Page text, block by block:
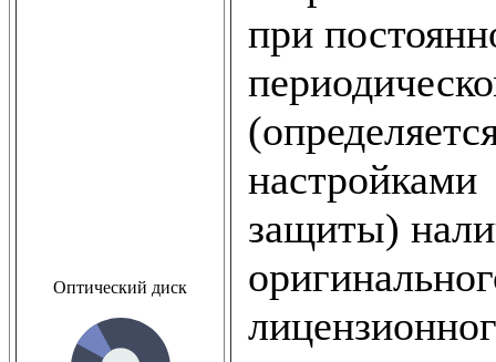
Оптический диск
при
настройками
защиты)